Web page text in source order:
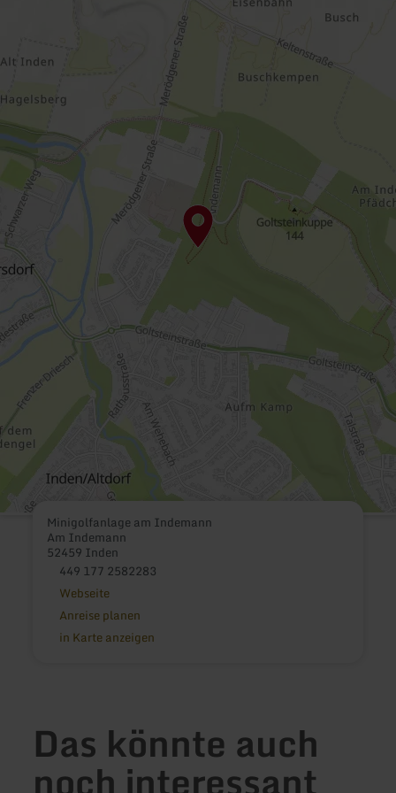
Minigolfanlage am Indemann
Am Indemann
52459 Inden
449 177 2582283
Webseite
Anreise planen
in Karte anzeigen
Das könnte auch